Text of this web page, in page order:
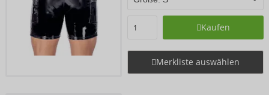
Kaufen
Merkliste auswählen